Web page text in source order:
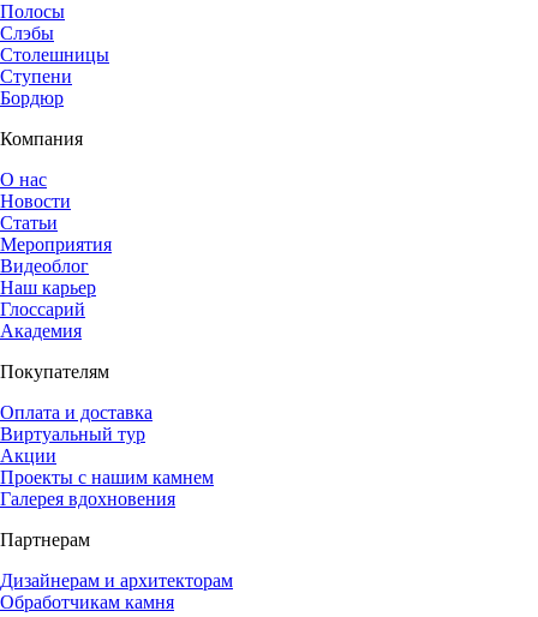
Полосы
Слэбы
Столешницы
Ступени
Бордюр
Компания
О нас
Новости
Статьи
Мероприятия
Видеоблог
Наш карьер
Глоссарий
Академия
Покупателям
Оплата и доставка
Виртуальный тур
Акции
Проекты с нашим камнем
Галерея вдохновения
Партнерам
Дизайнерам и архитекторам
Обработчикам камня